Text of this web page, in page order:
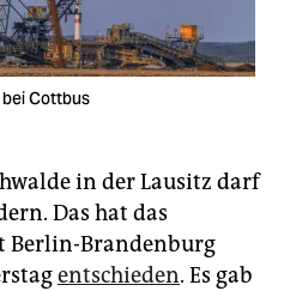
Cottbus
in der Lausitz darf
Das hat das
Berlin-Brandenburg
entschieden. Es gab